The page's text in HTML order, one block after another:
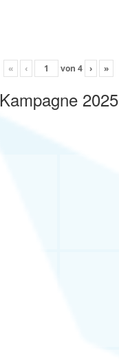
« ‹ von 4 › »
Kampagne 2025